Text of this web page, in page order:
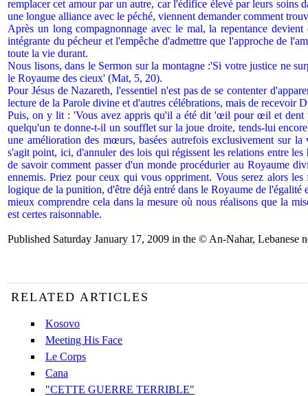
remplacer cet amour par un autre, car l'édifice élevé par leurs soins
une longue alliance avec le péché, viennent demander comment
Après un long compagnonnage avec le mal, la repentance
intégrante du pécheur et l'empêche d'admettre que l'approche de
toute la vie durant.
Nous lisons, dans le Sermon sur la montagne :'Si votre justice ne
le Royaume des cieux' (Mat, 5, 20).
Pour Jésus de Nazareth, l'essentiel n'est pas de se contenter
lecture de la Parole divine et d'autres célébrations, mais de recevoir
Puis, on y lit : 'Vous avez appris qu'il a été dit 'œil pour œil et dent
quelqu'un te donne-t-il un soufflet sur la joue droite, tends-lui
une amélioration des mœurs, basées autrefois exclusivement sur
s'agit point, ici, d'annuler des lois qui régissent les relations entre
de savoir comment passer d'un monde procédurier au Royaume
ennemis. Priez pour ceux qui vous oppriment. Vous serez alors
logique de la punition, d'être déjà entré dans le Royaume de
mieux comprendre cela dans la mesure où nous réalisons que la
est certes raisonnable.
Published Saturday January 17, 2009 in the © An-Nahar, Lebanese
RELATED ARTICLES
Kosovo
Meeting His Face
Le Corps
Cana
"CETTE GUERRE TERRIBLE"